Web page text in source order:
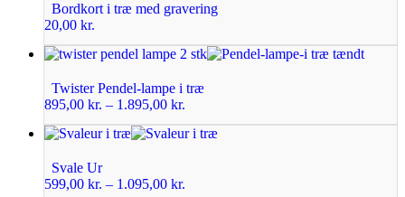
Bordkort i træ med gravering
20,00 kr.
Twister Pendel-lampe i træ
895,00 kr. – 1.895,00 kr.
Svale Ur
599,00 kr. – 1.095,00 kr.